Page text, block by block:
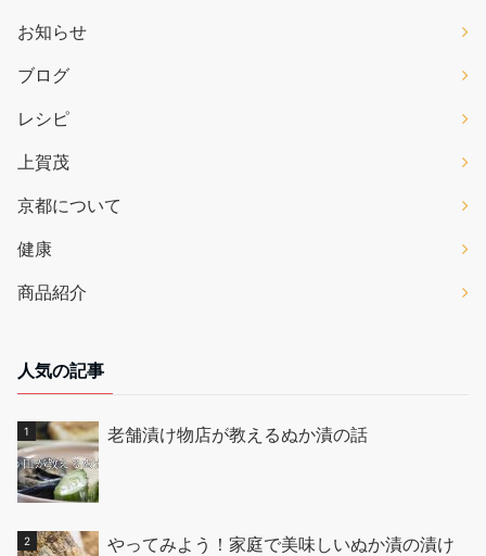
お知らせ
ブログ
レシピ
上賀茂
京都について
健康
商品紹介
人気の記事
老舗漬け物店が教えるぬか漬の話
やってみよう！家庭で美味しいぬか漬の漬け